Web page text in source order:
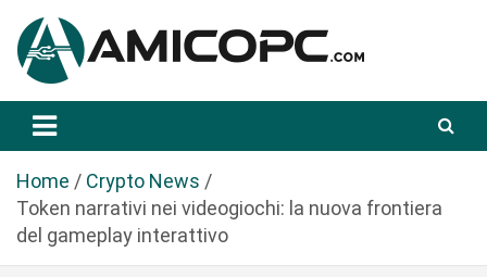
a
Amicopc.com
Home
Crypto News
Token narrativi nei videogiochi: la nuova frontiera
del gameplay interattivo